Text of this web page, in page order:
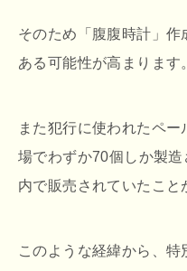
そのため「腹腹時計」
ある可能性が高まります
また犯行に使われたペ
場でわずか70個しか製
内で販売されていたこと
このような経緯から、特